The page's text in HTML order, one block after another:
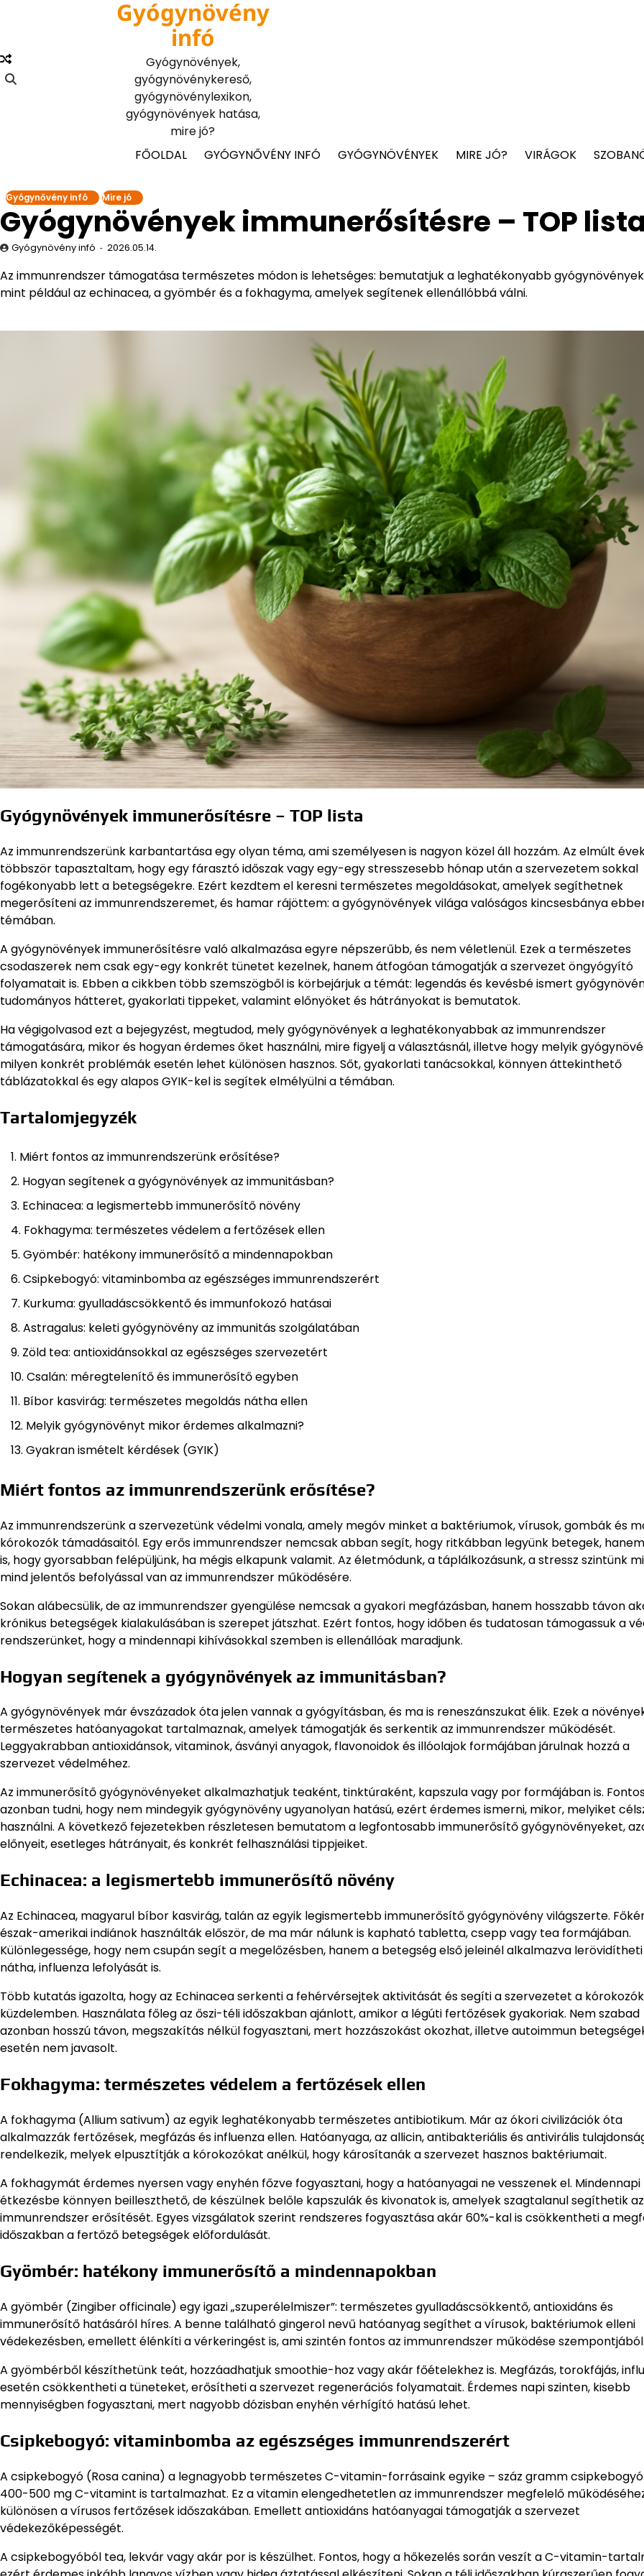
Gyógynövény
infó
Gyógynövények,
gyógynövénykereső,
gyógynövénylexikon,
gyógynövények hatása,
mire jó?
FŐOLDAL
GYÓGYNŐVÉNY INFÓ GYÓGYNÖVÉNYEK MIRE JÓ? VIRÁGOK
Gyógynővény infó Mire jó
Gyógynövények immunerősítésre – TOP lista
Gyógynövény infó 2026.05.14.
Az immunrendszer támogatása természetes módon is lehetséges: bemutatjuk a leghatékonyabb
mint például az echinacea, a gyömbér és a fokhagyma, amelyek segítenek ellenállóbbá válni.
Gyógynövények immunerősítésre – TOP lista
Az immunrendszerünk karbantartása egy olyan téma, ami személyesen is nagyon közel áll hozzám. Az elmúlt
többször tapasztaltam, hogy egy fárasztó időszak vagy egy-egy stresszesebb hónap után a szervezetem sokkal
fogékonyabb lett a betegségekre. Ezért kezdtem el keresni természetes megoldásokat, amelyek segíthetnek
megerősíteni az immunrendszeremet, és hamar rájöttem: a gyógynövények világa valóságos kincsesbánya
témában.
A gyógynövények immunerősítésre való alkalmazása egyre népszerűbb, és nem véletlenül. Ezek a természetes
csodaszerek nem csak egy-egy konkrét tünetet kezelnek, hanem átfogóan támogatják a szervezet öngyógyító
folyamatait is. Ebben a cikkben több szemszögből is körbejárjuk a témát: legendás és kevésbé ismert
tudományos hátteret, gyakorlati tippeket, valamint előnyöket és hátrányokat is bemutatok.
Ha végigolvasod ezt a bejegyzést, megtudod, mely gyógynövények a leghatékonyabbak az immunrendszer
támogatására, mikor és hogyan érdemes őket használni, mire figyelj a választásnál, illetve hogy melyik
milyen konkrét problémák esetén lehet különösen hasznos. Sőt, gyakorlati tanácsokkal, könnyen áttekinthető
táblázatokkal és egy alapos GYIK-kel is segítek elmélyülni a témában.
Tartalomjegyzék
Miért fontos az immunrendszerünk erősítése?
Hogyan segítenek a gyógynövények az immunitásban?
Echinacea: a legismertebb immunerősítő növény
Fokhagyma: természetes védelem a fertőzések ellen
Gyömbér: hatékony immunerősítő a mindennapokban
Csipkebogyó: vitaminbomba az egészséges immunrendszerért
Kurkuma: gyulladáscsökkentő és immunfokozó hatásai
Astragalus: keleti gyógynövény az immunitás szolgálatában
Zöld tea: antioxidánsokkal az egészséges szervezetért
Csalán: méregtelenítő és immunerősítő egyben
Bíbor kasvirág: természetes megoldás nátha ellen
Melyik gyógynövényt mikor érdemes alkalmazni?
Gyakran ismételt kérdések (GYIK)
Miért fontos az immunrendszerünk erősítése?
Az immunrendszerünk a szervezetünk védelmi vonala, amely megóv minket a baktériumok, vírusok, gombák és
kórokozók támadásaitól. Egy erős immunrendszer nemcsak abban segít, hogy ritkábban legyünk betegek,
is, hogy gyorsabban felépüljünk, ha mégis elkapunk valamit. Az életmódunk, a táplálkozásunk, a stressz szintünk
mind jelentős befolyással van az immunrendszer működésére.
Sokan alábecsülik, de az immunrendszer gyengülése nemcsak a gyakori megfázásban, hanem hosszabb távon
krónikus betegségek kialakulásában is szerepet játszhat. Ezért fontos, hogy időben és tudatosan támogassuk a
rendszerünket, hogy a mindennapi kihívásokkal szemben is ellenállóak maradjunk.
Hogyan segítenek a gyógynövények az immunitásban?
A gyógynövények már évszázadok óta jelen vannak a gyógyításban, és ma is reneszánszukat élik. Ezek a
természetes hatóanyagokat tartalmaznak, amelyek támogatják és serkentik az immunrendszer működését.
Leggyakrabban antioxidánsok, vitaminok, ásványi anyagok, flavonoidok és illóolajok formájában járulnak hozzá a
szervezet védelméhez.
Az immunerősítő gyógynövényeket alkalmazhatjuk teaként, tinktúraként, kapszula vagy por formájában is.
azonban tudni, hogy nem mindegyik gyógynövény ugyanolyan hatású, ezért érdemes ismerni, mikor, melyiket
használni. A következő fejezetekben részletesen bemutatom a legfontosabb immunerősítő gyógynövényeket,
előnyeit, esetleges hátrányait, és konkrét felhasználási tippjeiket.
Echinacea: a legismertebb immunerősítő növény
Az Echinacea, magyarul bíbor kasvirág, talán az egyik legismertebb immunerősítő gyógynövény világszerte.
észak-amerikai indiánok használták először, de ma már nálunk is kapható tabletta, csepp vagy tea formájában.
Különlegessége, hogy nem csupán segít a megelőzésben, hanem a betegség első jeleinél alkalmazva
nátha, influenza lefolyását is.
Több kutatás igazolta, hogy az Echinacea serkenti a fehérvérsejtek aktivitását és segíti a szervezetet a
küzdelemben. Használata főleg az őszi-téli időszakban ajánlott, amikor a légúti fertőzések gyakoriak. Nem szabad
azonban hosszú távon, megszakítás nélkül fogyasztani, mert hozzászokást okozhat, illetve autoimmun
esetén nem javasolt.
Fokhagyma: természetes védelem a fertőzések ellen
A fokhagyma (Allium sativum) az egyik leghatékonyabb természetes antibiotikum. Már az ókori civilizációk óta
alkalmazzák fertőzések, megfázás és influenza ellen. Hatóanyaga, az allicin, antibakteriális és antivirális
rendelkezik, melyek elpusztítják a kórokozókat anélkül, hogy károsítanák a szervezet hasznos baktériumait.
A fokhagymát érdemes nyersen vagy enyhén főzve fogyasztani, hogy a hatóanyagai ne vesszenek el. Mindennapi
étkezésbe könnyen beilleszthető, de készülnek belőle kapszulák és kivonatok is, amelyek szagtalanul segíthetik az
immunrendszer erősítését. Egyes vizsgálatok szerint rendszeres fogyasztása akár 60%-kal is csökkentheti a
időszakban a fertőző betegségek előfordulását.
Gyömbér: hatékony immunerősítő a mindennapokban
A gyömbér (Zingiber officinale) egy igazi „szuperélelmiszer”: természetes gyulladáscsökkentő, antioxidáns és
immunerősítő hatásáról híres. A benne található gingerol nevű hatóanyag segíthet a vírusok, baktériumok elleni
védekezésben, emellett élénkíti a vérkeringést is, ami szintén fontos az immunrendszer működése szempontjából.
A gyömbérből készíthetünk teát, hozzáadhatjuk smoothie-hoz vagy akár főételekhez is. Megfázás, torokfájás,
esetén csökkentheti a tüneteket, erősítheti a szervezet regenerációs folyamatait. Érdemes napi szinten, kisebb
mennyiségben fogyasztani, mert nagyobb dózisban enyhén vérhígító hatású lehet.
Csipkebogyó: vitaminbomba az egészséges immunrendszerért
A csipkebogyó (Rosa canina) a legnagyobb természetes C-vitamin-forrásaink egyike – száz gramm
400-500 mg C-vitamint is tartalmazhat. Ez a vitamin elengedhetetlen az immunrendszer megfelelő
különösen a vírusos fertőzések időszakában. Emellett antioxidáns hatóanyagai támogatják a szervezet
védekezőképességét.
A csipkebogyóból tea, lekvár vagy akár por is készülhet. Fontos, hogy a hőkezelés során veszít a C-vitamin-